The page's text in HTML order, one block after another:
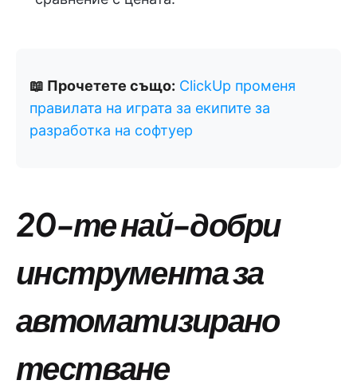
📖 Прочетете също: ClickUp променя
правилата на играта за екипите за
разработка на софтуер
20-те най-добри
инструмента за
автоматизирано
тестване